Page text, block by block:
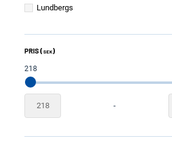
Lundbergs
PRIS ( SEK)
218
-